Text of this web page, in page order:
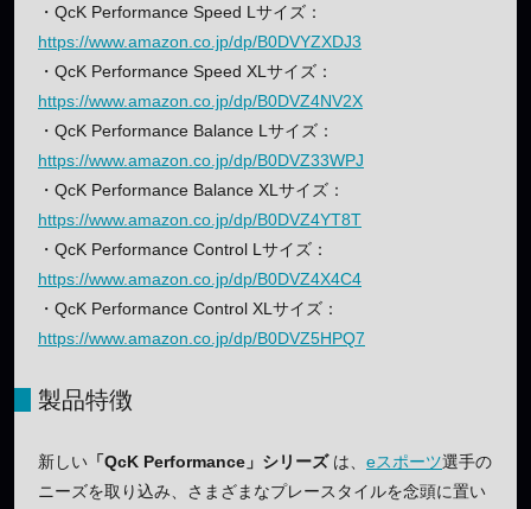
・QcK Performance Speed Lサイズ：
https://www.amazon.co.jp/dp/B0DVYZXDJ3
・QcK Performance Speed XLサイズ：
https://www.amazon.co.jp/dp/B0DVZ4NV2X
・QcK Performance Balance Lサイズ：
https://www.amazon.co.jp/dp/B0DVZ33WPJ
・QcK Performance Balance XLサイズ：
https://www.amazon.co.jp/dp/B0DVZ4YT8T
・QcK Performance Control Lサイズ：
https://www.amazon.co.jp/dp/B0DVZ4X4C4
・QcK Performance Control XLサイズ：
https://www.amazon.co.jp/dp/B0DVZ5HPQ7
製品特徴
新しい 「QcK Performance」シリーズは、 eスポーツ選手の
ニーズを取り込み、さまざまなプレースタイルを念頭に置い